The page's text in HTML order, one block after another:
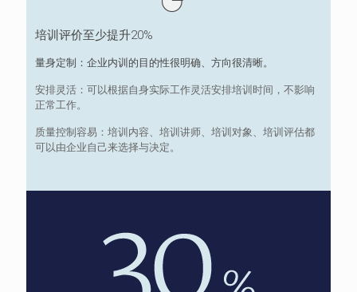
培训评价至少提升20%
量身定制：企业内训的目的性很明确、方向很清晰。
安排灵活：可以根据自身实际工作灵活安排培训时间，不影响
正常工作。
质量控制容易：培训内容、培训讲师、培训对象、培训评估都
可以由企业自己来选择与决定。